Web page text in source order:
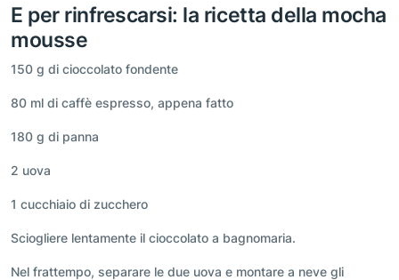
E per rinfrescarsi: la ricetta della mocha
mousse
150 g di cioccolato fondente
80 ml di caffè espresso, appena fatto
180 g di panna
2 uova
1 cucchiaio di zucchero
Sciogliere lentamente il cioccolato a bagnomaria.
Nel frattempo, separare le due uova e montare a neve gli